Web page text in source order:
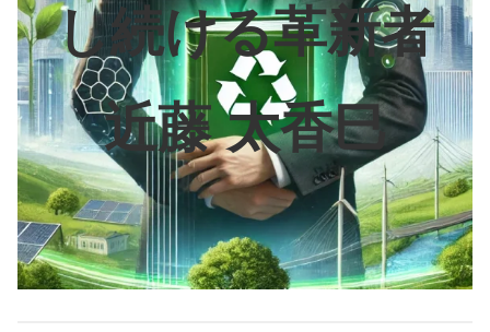
し続ける革新者
近藤 太香巳